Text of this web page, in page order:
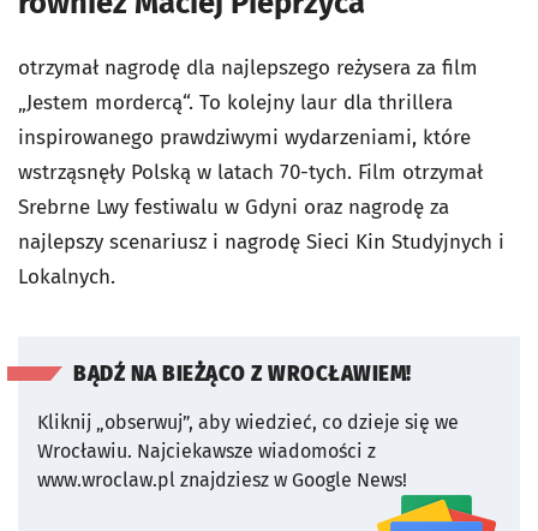
otrzymał nagrodę dla najlepszego reżysera za film
„Jestem mordercą“. To kolejny laur dla thrillera
inspirowanego prawdziwymi wydarzeniami, które
wstrząsnęły Polską w latach 70-tych. Film otrzymał
Srebrne Lwy festiwalu w Gdyni oraz nagrodę za
najlepszy scenariusz i nagrodę Sieci Kin Studyjnych i
Lokalnych.
BĄDŹ NA BIEŻĄCO Z WROCŁAWIEM!
Kliknij „obserwuj”, aby wiedzieć, co dzieje się we
Wrocławiu. Najciekawsze wiadomości z
www.wroclaw.pl znajdziesz w Google News!